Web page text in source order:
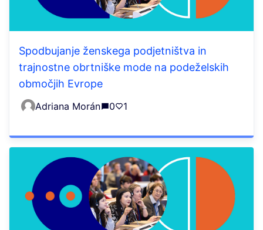
Spodbujanje ženskega podjetništva in
trajnostne obrtniške mode na podeželskih
območjih Evrope
Adriana Morán 0 1